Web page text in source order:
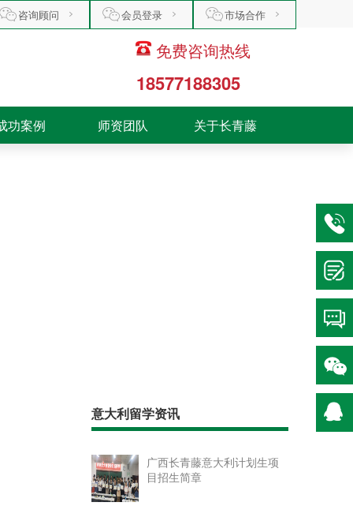
市场合作
会员登录
咨询顾问
免费咨询热线
18577188305
功案例 师资团队 关于长青藤
意大利留学资讯
广西长青藤意大利计划生项
目招生简章